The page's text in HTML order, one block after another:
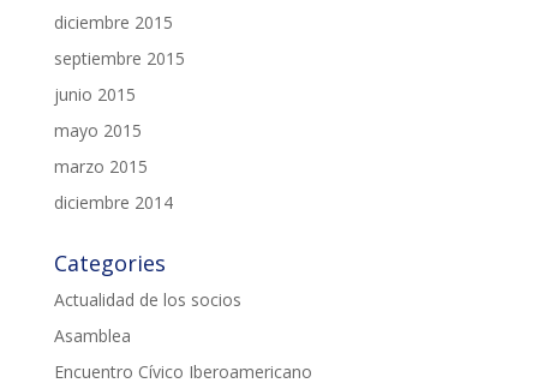
diciembre 2015
septiembre 2015
junio 2015
mayo 2015
marzo 2015
diciembre 2014
Categories
Actualidad de los socios
Asamblea
Encuentro Cívico Iberoamericano